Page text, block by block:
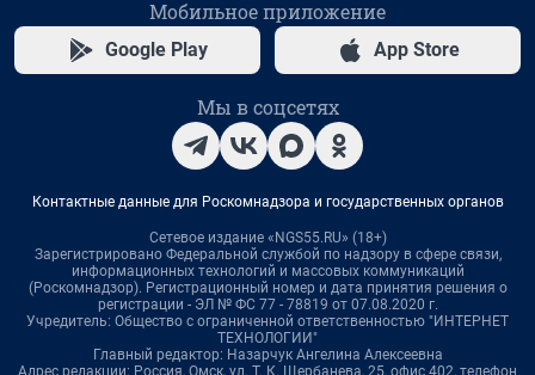
Мобильное приложение
Google Play App Store
Мы в соцсетях
Контактные данные для Роскомнадзора и государственных органов
Сетевое издание «NGS55.RU» (18+)
Зарегистрировано Федеральной службой по надзору в сфере связи,
информационных технологий и массовых коммуникаций
(Роскомнадзор). Регистрационный номер и дата принятия решения о
регистрации - ЭЛ № ФС 77 - 78819 от 07.08.2020 г.
Учредитель: Общество с ограниченной ответственностью "ИНТЕРНЕТ
ТЕХНОЛОГИИ"
Главный редактор: Назарчук Ангелина Алексеевна
Адрес редакции: Россия, Омск, ул. Т. К. Щербанева, 25, офис 402, телефон